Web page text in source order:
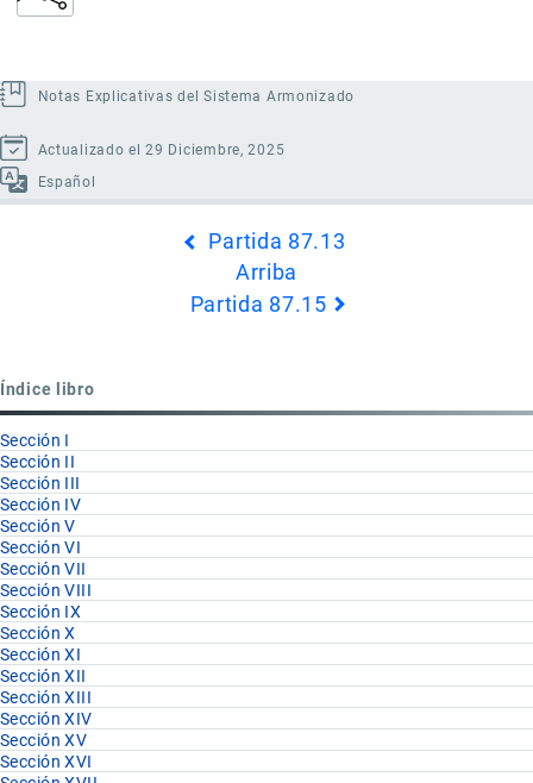
Notas Explicativas del Sistema Armonizado
Actualizado el 29 Diciembre, 2025
Español
87.14
Partida 87.13
Arriba
Partida 87.15
Índice libro
Sección I
Sección II
Sección III
Sección IV
Sección V
Sección VI
Sección VII
Sección VIII
Sección IX
Sección X
Sección XI
Sección XII
Sección XIII
Sección XIV
Sección XV
Sección XVI